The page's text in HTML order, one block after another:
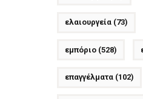
ελαιουργεία(73)
εμπόριο(528)
επαγγέλματα(102)